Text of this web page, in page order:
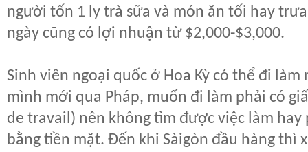
người tốn 1 ly trà sữa và món ăn tối hay
ngày cũng có lợi nhuận từ $2,000-$3,000.
Sinh viên ngoại quốc ở Hoa Kỳ có thể đi
mình mới qua Pháp, muốn đi làm phải có
de travail) nên không tìm được việc làm
bằng tiền mặt. Đến khi Sàigòn đầu hàng thì